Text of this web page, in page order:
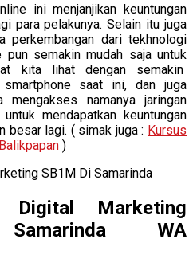
ini menjanjikan keuntungan
para pelakunya. Selain itu juga
perkembangan dari tekhnologi
semakin mudah saja untuk
kita lihat dengan semakin
smartphone saat ini, dan juga
namanya jaringan
mendapatkan keuntungan
besar lagi. ( simak juga : Kursus
)
Digital Marketing
WA